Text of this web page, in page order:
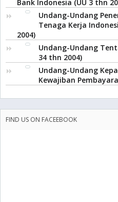
Bank Indonesia (UU 3 thn
Undang-Undang
Tenaga Kerja
2004)
Undang-Undang
34 thn 2004)
Undang-Undang
Kewajiban
FIND US ON FACEEBOOK